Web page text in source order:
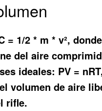
1/2 * m * v², donde
del aire
ideales: PV =
volumen de aire
rifle.